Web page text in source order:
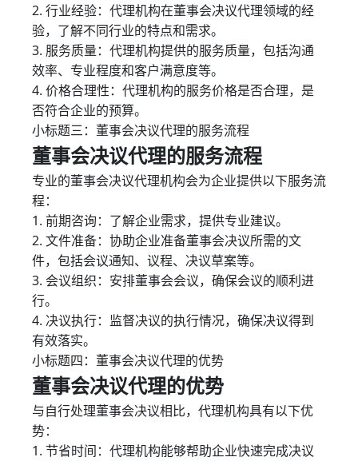
2. 行业经验：代理机构在董事会决议代理领域的经
验，了解不同行业的特点和需求。
3. 服务质量：代理机构提供的服务质量，包括沟通
效率、专业程度和客户满意度等。
4. 价格合理性：代理机构的服务价格是否合理，是
否符合企业的预算。
小标题三：董事会决议代理的服务流程
董事会决议代理的服务流程
专业的董事会决议代理机构会为企业提供以下服务流
程：
1. 前期咨询：了解企业需求，提供专业建议。
2. 文件准备：协助企业准备董事会决议所需的文
件，包括会议通知、议程、决议草案等。
3. 会议组织：安排董事会会议，确保会议的顺利进
行。
4. 决议执行：监督决议的执行情况，确保决议得到
有效落实。
小标题四：董事会决议代理的优势
董事会决议代理的优势
与自行处理董事会决议相比，代理机构具有以下优
势：
1. 节省时间：代理机构能够帮助企业快速完成决议